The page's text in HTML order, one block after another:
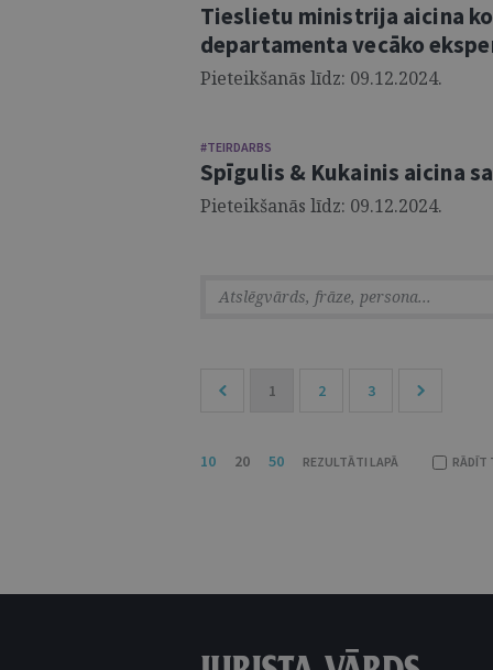
Tieslietu ministrija aicina
departamenta vecāko
Pieteikšanās līdz: 09.12.2024.
#TEIRDARBS
Spīgulis & Kukainis aicina
Pieteikšanās līdz: 09.12.2024.
1 2 3
10 20 50 REZULTĀTI LAPĀ RĀDĪT